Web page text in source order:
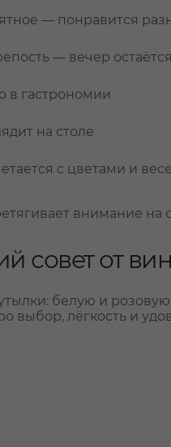
— понравится
— вечер
в гастрономии
на столе
с цветами и
внимание на
совет от
белую и
выбор, лёгкость и